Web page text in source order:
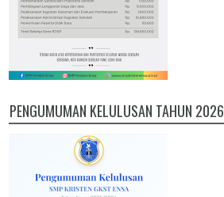
PENGUMUMAN KELULUSAN TAHUN 2026